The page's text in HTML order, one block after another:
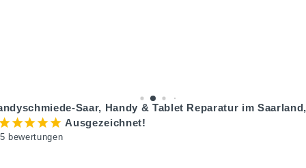
Saar, Handy & Tablet Reparatur im
¡¡¡¡¡ Ausgezeichnet!
bewertungen